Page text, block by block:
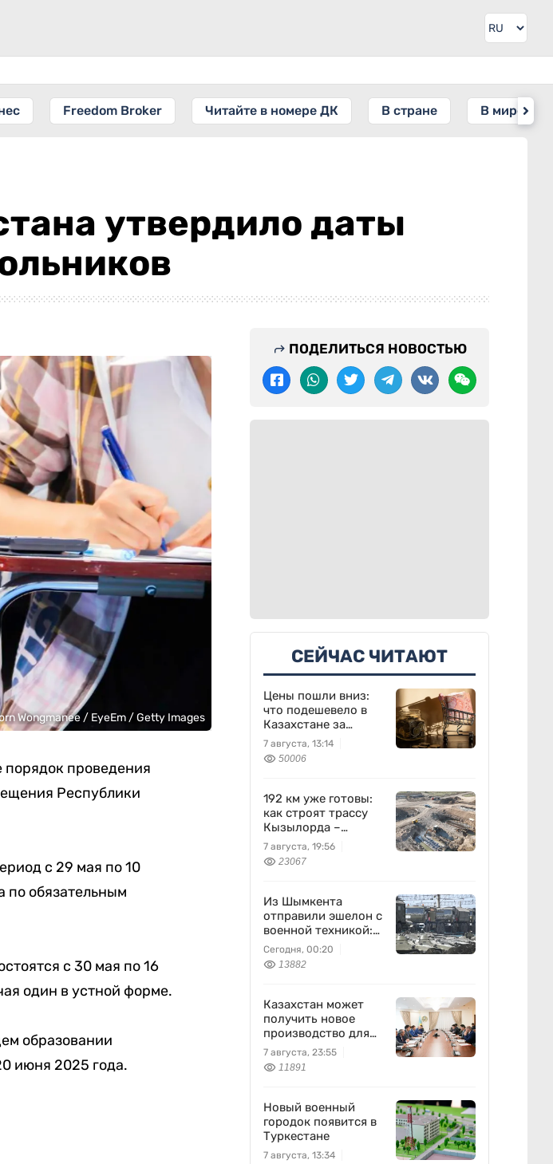
Freedom Broker Читайте в номере ДК В стране В мире
утвердило даты
Wongmanee / EyeEm / Getty Images
порядок проведения
Республики
с 29 мая по 10
по обязательным
с 30 мая по 16
один в устной форме.
образовании
июня 2025 года.
ПОДЕЛИТЬСЯ НОВОСТЬЮ
СЕЙЧАС ЧИТАЮТ
Цены пошли вниз:
что подешевело в
Казахстане за
неделю
7 августа, 13:14
50006
192 км уже готовы:
как строят трассу
Кызылорда –
Жезказган
7 августа, 19:56
23067
Из Шымкента
отправили эшелон с
военной техникой:
что известно
Сегодня, 00:20
13882
Казахстан может
получить новое
производство для
химпрома и
энергетики
7 августа, 23:55
11891
Новый военный
городок появится в
Туркестане
7 августа, 13:34